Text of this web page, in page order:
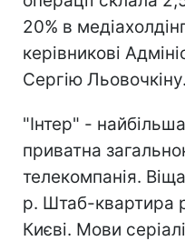
20% в
керівникові
Сергію Льовочкіну.
"Інтер" -
приватна
телекомпанія.
р. Штаб-квартира
Києві. Мови